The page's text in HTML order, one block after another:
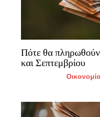
Πότε θα πληρωθούν
και Σεπτεμβρίου